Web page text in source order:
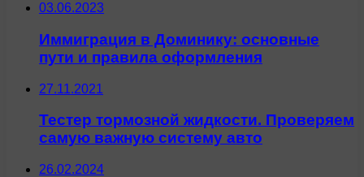
03.06.2023
Иммиграция в Доминику: основные
пути и правила оформления
27.11.2021
Тестер тормозной жидкости. Проверяем
самую важную систему авто
26.02.2024